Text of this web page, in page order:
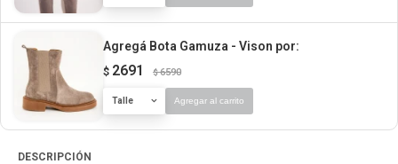
Agregá Bota Gamuza - Vison por:
$ 2691 $ 6590
Talle Agregar al carrito
DESCRIPCIÓN